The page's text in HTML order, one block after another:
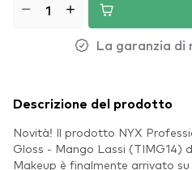
La garanzia di
Descrizione del prodotto
Novità! Il prodotto NYX
Gloss - Mango Lassi (TIMG14)
Makeup è finalmente arrivato